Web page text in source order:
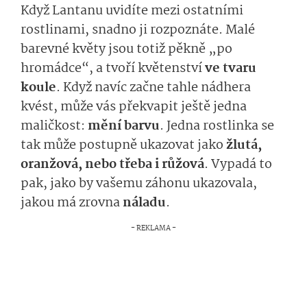
Když Lantanu uvidíte mezi ostatními
rostlinami, snadno ji rozpoznáte. Malé
barevné květy jsou totiž pěkně „po
hromádce“, a tvoří květenstvíve tvaru
koule. Když navíc začne tahle nádhera
kvést, může vás překvapit ještě jedna
maličkost: mění barvu. Jedna rostlinka se
tak může postupně ukazovat jakožlutá,
oranžová, nebo třeba i růžová. Vypadá to
pak, jako by vašemu záhonu ukazovala,
jakou má zrovnanáladu.